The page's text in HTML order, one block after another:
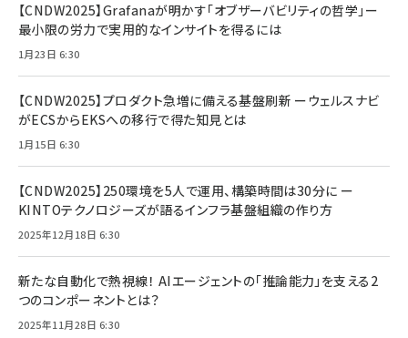
【CNDW2025】Grafanaが明かす「オブザーバビリティの哲学」ー
最小限の労力で実用的なインサイトを得るには
1月23日 6:30
【CNDW2025】プロダクト急増に備える基盤刷新 ーウェルスナビ
がECSからEKSへの移行で得た知見とは
1月15日 6:30
【CNDW2025】250環境を5人で運用、構築時間は30分に ー
KINTOテクノロジーズが語るインフラ基盤組織の作り方
2025年12月18日 6:30
新たな自動化で熱視線！ AIエージェントの「推論能力」を支える2
つのコンポーネントとは？
2025年11月28日 6:30